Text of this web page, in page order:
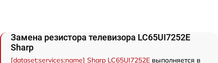
Замена резистора телевизора LC65UI7252E
Sharp
[dataset:services:name] Sharp LC65UI7252E выполняется в